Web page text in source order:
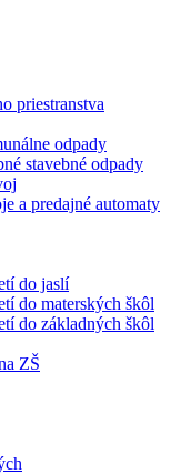
priestranstva
odpady
stavebné odpady
a predajné automaty
do jaslí
do materských škôl
do základných škôl
ZŠ